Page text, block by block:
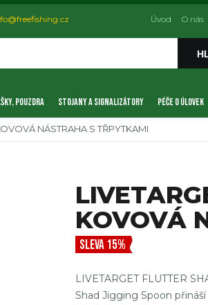
Úvod O nás
POUZDRA STOJANY A SIGNALIZÁTORY PÉČE O ÚLOVEK
NÁSTRAHA S TŘPYTKAMI
KOVOVÁ
SLEVA 15%
LIVETARGET FLUTTER
Shad Jigging Spoon